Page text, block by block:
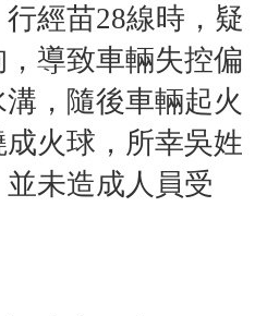
經苗28線時，疑
導致車輛失控偏
，隨後車輛起火
火球，所幸吳姓
未造成人員受